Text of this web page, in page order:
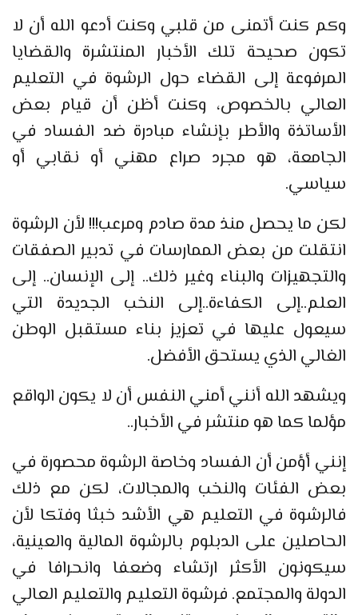
وكم كنت أتمنى من قلبي وكنت أدعو الله أن لا
تكون صحيحة تلك الأخبار المنتشرة والقضايا
المرفوعة إلى القضاء حول الرشوة في التعليم
العالي بالخصوص، وكنت أظن أن قيام بعض
الأساتذة والأطر بإنشاء مبادرة ضد الفساد في
الجامعة، هو مجرد صراع مهني أو نقابي أو
سياسي.
لكن ما يحصل منذ مدة صادم ومرعب!!! لأن الرشوة
انتقلت من بعض الممارسات في تدبير الصفقات
والتجهيزات والبناء وغير ذلك.. إلى الإنسان.. إلى
العلم..إلى الكفاءة..إلى النخب الجديدة التي
سيعول عليها في تعزيز بناء مستقبل الوطن
الغالي الذي يستحق الأفضل.
ويشهد الله أنني أمني النفس أن لا يكون الواقع
مؤلما كما هو منتشر في الأخبار..
إنني أؤمن أن الفساد وخاصة الرشوة محصورة في
بعض الفئات والنخب والمجالات، لكن مع ذلك
فالرشوة في التعليم هي الأشد خبثا وفتكا لأن
الحاصلين على الدبلوم بالرشوة المالية والعينية،
سيكونون الأكثر ارتشاء وضعفا وانحرافا في
الدولة والمجتمع. فرشوة التعليم والتعليم العالي